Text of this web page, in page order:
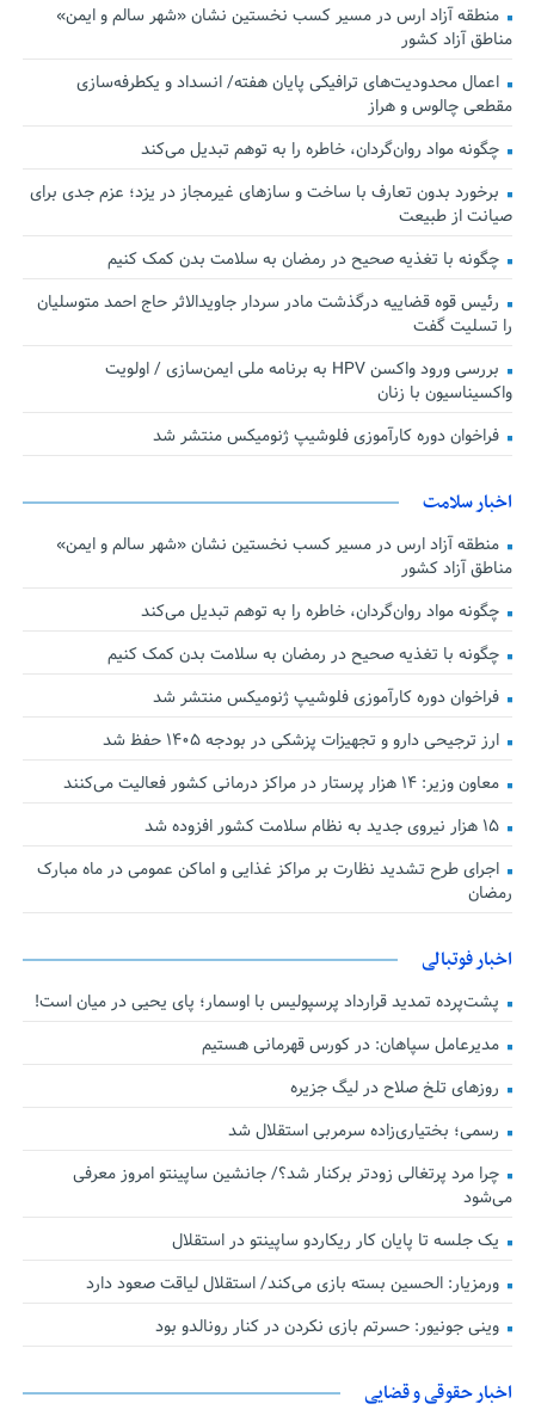
منطقه آزاد ارس در مسیر کسب نخستین نشان «شهر سالم و ایمن»
مناطق آزاد کشور
اعمال محدودیت‌های ترافیکی پایان هفته/ انسداد و یکطرفه‌سازی
مقطعی چالوس و هراز
چگونه مواد روان‌گردان، خاطره را به توهم تبدیل می‌کند
برخورد بدون تعارف با ساخت‌ و سازهای غیرمجاز در یزد؛ عزم جدی برای
صیانت از طبیعت
چگونه با تغذیه صحیح در رمضان به سلامت بدن کمک کنیم
رئیس قوه قضاییه درگذشت مادر سردار جاویدالاثر حاج احمد متوسلیان
را تسلیت گفت
بررسی ورود واکسن HPV به برنامه ملی ایمن‌سازی / اولویت
واکسیناسیون با زنان
فراخوان دوره کارآموزی فلوشیپ ژنومیکس منتشر شد
اخبار سلامت
منطقه آزاد ارس در مسیر کسب نخستین نشان «شهر سالم و ایمن»
مناطق آزاد کشور
چگونه مواد روان‌گردان، خاطره را به توهم تبدیل می‌کند
چگونه با تغذیه صحیح در رمضان به سلامت بدن کمک کنیم
فراخوان دوره کارآموزی فلوشیپ ژنومیکس منتشر شد
ارز ترجیحی دارو و تجهیزات پزشکی در بودجه ۱۴۰۵ حفظ شد
معاون وزیر: ۱۴ هزار پرستار در مراکز درمانی کشور فعالیت می‌کنند
۱۵ هزار نیروی جدید به نظام سلامت کشور افزوده شد
اجرای طرح تشدید نظارت بر مراکز غذایی و اماکن عمومی در ماه مبارک
رمضان
اخبار فوتبالی
پشت‌پرده تمدید قرارداد پرسپولیس با اوسمار؛ پای یحیی در میان است!
مدیرعامل سپاهان: در کورس قهرمانی هستیم
روزهای تلخ صلاح در لیگ جزیره
رسمی؛ بختیاری‌زاده سرمربی استقلال شد
چرا مرد پرتغالی زودتر برکنار شد؟/ جانشین ساپینتو امروز معرفی
می‌شود
یک جلسه تا پایان کار ریکاردو ساپینتو در استقلال
ورمزیار: الحسین بسته بازی می‌کند/ استقلال لیاقت صعود دارد
وینی جونیور: حسرتم بازی نکردن در کنار رونالدو بود
اخبار حقوقی و قضایی